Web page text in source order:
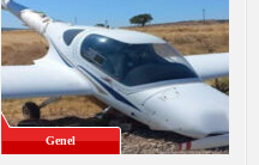
Genel